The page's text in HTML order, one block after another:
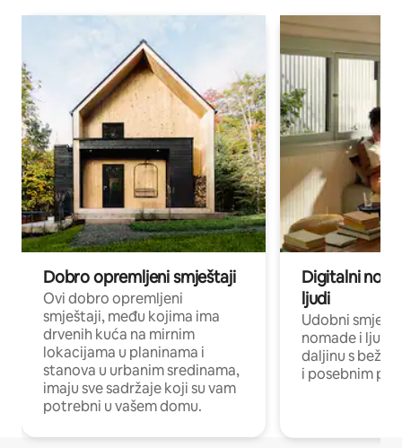
Dobro opremljeni smještaji
Ovi dobro opremljeni
smještaji, među kojima ima
drvenih kuća na mirnim
lokacijama u planinama i
stanova u urbanim sredinama,
imaju sve sadržaje koji su vam
potrebni u vašem domu.
Digitalni
ljudi
Udobni
nomade i ljude
daljinu s
i posebnim